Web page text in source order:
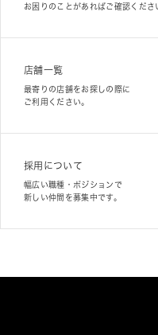
お困りのことがあればご確認くださ
店舗一覧
最寄りの店舗をお探しの際に
ご利用ください。
採用について
幅広い職種・ポジションで
新しい仲間を募集中です。